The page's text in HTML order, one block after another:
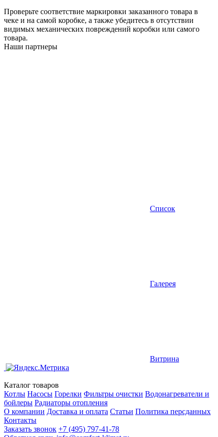
Проверьте соответствие маркировки заказанного товара в
чеке и на самой коробке, а также убедитесь в отсутствии
видимых механических повреждений коробки или самого
товара.
Наши партнеры
Список
Галерея
Витрина
Каталог товаров
Котлы Насосы Горелки Фильтры очистки Водонагреватели и
бойлеры Радиаторы отопления
О компании Доставка и оплата Статьи Политика персданных
Контакты
Заказать звонок +7 (495) 797-41-78